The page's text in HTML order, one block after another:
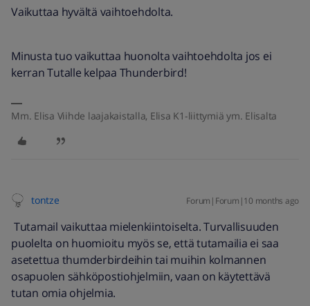
Vaikuttaa hyvältä vaihtoehdolta.
Minusta tuo vaikuttaa huonolta vaihtoehdolta jos ei
kerran Tutalle kelpaa Thunderbird!
Mm. Elisa Viihde laajakaistalla, Elisa K1-liittymiä ym. Elisalta
tontze Forum|Forum|10 months ago
Tutamail vaikuttaa mielenkiintoiselta. Turvallisuuden
puolelta on huomioitu myös se, että tutamailia ei saa
asetettua thumderbirdeihin tai muihin kolmannen
osapuolen sähköpostiohjelmiin, vaan on käytettävä
tutan omia ohjelmia.